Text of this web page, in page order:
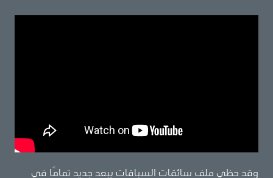
وقد حظي ملف سائقات السباقات ببعد جديد تمامًا في